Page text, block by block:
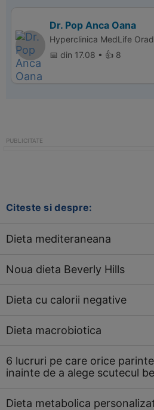
Dr. Pop Anca Oana
Hyperclinica MedLife
📅 din 17.08 • 👍 8
Citeste si despre:
Dieta mediteraneana
Noua dieta Beverly Hills
Dieta cu calorii negative
Dieta macrobiotica
6 lucruri pe care orice
inainte de a alege scutecul
Dieta metabolica